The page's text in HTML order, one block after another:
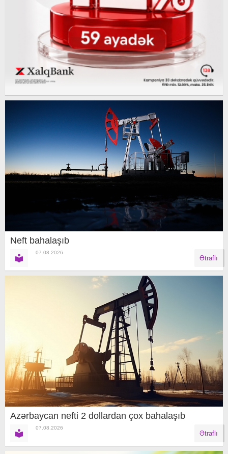
Neft bahalaşıb
07.08.2026
Ətraflı
Azərbaycan nefti 2 dollardan çox bahalaşıb
07.08.2026
Ətraflı